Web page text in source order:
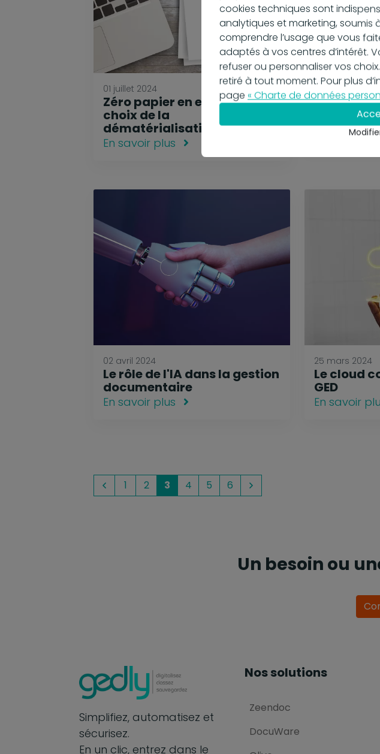
01 juillet 2024
Zéro papier en entreprise, le
choix de la
dématérialisation
En savoir plus
25 juin 2024
PDP ou
En savoir
02 avril 2024
Le rôle de l'IA dans la gestion
documentaire
En savoir plus
25 mars 2024
Le cloud
GED
En savoir
Précédent
1 2 3 4 5 6 Suivant
Un besoin ou
Simplifiez, automatisez et
sécurisez.
En un clic, entrez dans le
Nos solutions
Zeendoc
DocuWare
cookies techniques sont
analytiques et marketing,
comprendre l’usage que vous
adaptés à vos centres d’intérêt.
refuser ou personnaliser vos
retiré à tout moment. Pour plus
page « Charte de données